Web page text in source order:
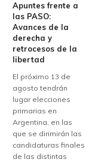
Apuntes frente a
las PASO:
Avances de la
derecha y
retrocesos de la
libertad
El próximo 13 de
agosto tendrán
lugar elecciones
primarias en
Argentina, en las
que se dirimirán las
candidaturas finales
de las distintas